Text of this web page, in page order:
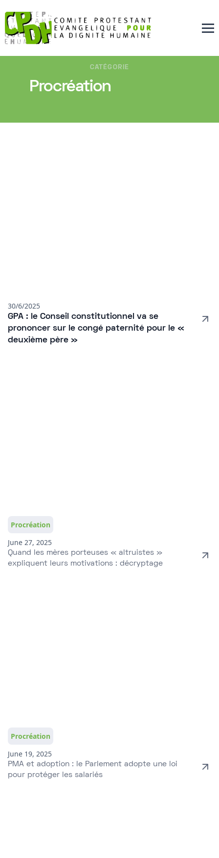
CATÉGORIE
Procréation
30/6/2025
GPA : le Conseil constitutionnel va se
prononcer sur le congé paternité pour le «
deuxième père »
Procréation
June 27, 2025
Quand les mères porteuses « altruistes »
expliquent leurs motivations : décryptage
Procréation
June 19, 2025
PMA et adoption : le Parlement adopte une loi
pour protéger les salariés